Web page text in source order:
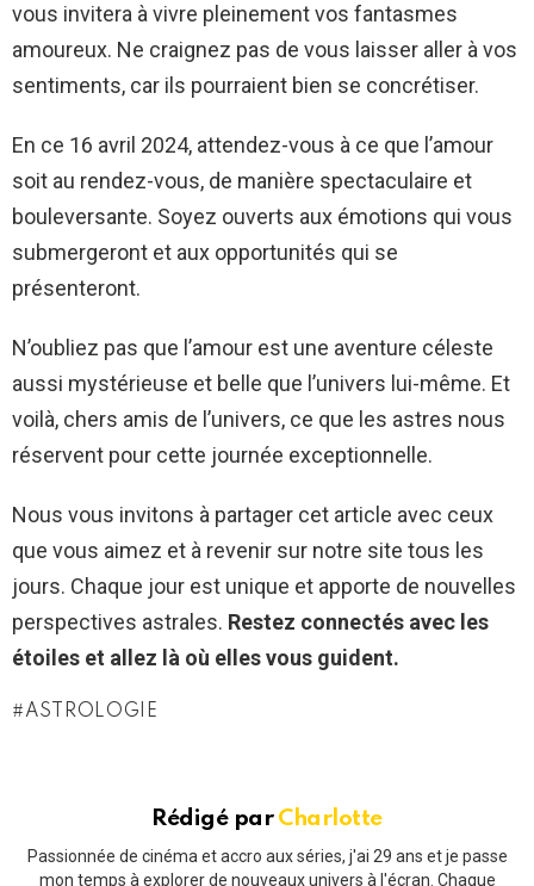
vous invitera à vivre pleinement vos fantasmes
amoureux. Ne craignez pas de vous laisser aller à vos
sentiments, car ils pourraient bien se concrétiser.
En ce 16 avril 2024, attendez-vous à ce que l’amour
soit au rendez-vous, de manière spectaculaire et
bouleversante. Soyez ouverts aux émotions qui vous
submergeront et aux opportunités qui se
présenteront.
N’oubliez pas que l’amour est une aventure céleste
aussi mystérieuse et belle que l’univers lui-même. Et
voilà, chers amis de l’univers, ce que les astres nous
réservent pour cette journée exceptionnelle.
Nous vous invitons à partager cet article avec ceux
que vous aimez et à revenir sur notre site tous les
jours. Chaque jour est unique et apporte de nouvelles
perspectives astrales. Restez connectés avec les
étoiles et allez là où elles vous guident.
ASTROLOGIE
Rédigé par Charlotte
Passionnée de cinéma et accro aux séries, j'ai 29 ans et je passe
mon temps à explorer de nouveaux univers à l'écran. Chaque